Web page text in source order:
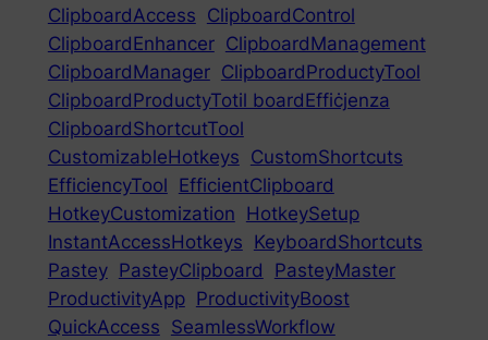
ClipboardAccess ClipboardControl
ClipboardEnhancer ClipboardManagement
ClipboardManager ClipboardProductyTool
ClipboardProductyTotil boardEffiċjenza
ClipboardShortcutTool
CustomizableHotkeys CustomShortcuts
EfficiencyTool EfficientClipboard
HotkeyCustomization HotkeySetup
InstantAccessHotkeys KeyboardShortcuts
Pastey PasteyClipboard
PasteyMaster
ProductivityApp ProductivityBoost
QuickAccess SeamlessWorkflow